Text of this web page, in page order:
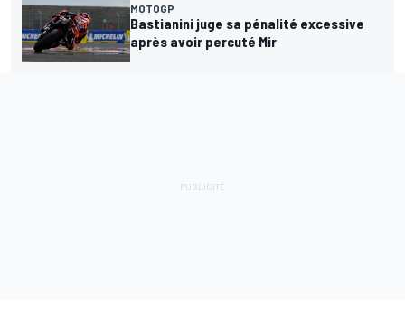
MOTOGP
Bastianini juge sa pénalité excessive
après avoir percuté Mir